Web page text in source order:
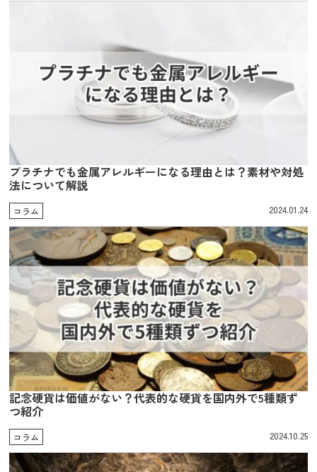
プラチナでも金属アレルギーになる理由とは？素材や対処
法について解説
コラム 2024.01.24
記念硬貨は価値がない？代表的な硬貨を国内外で5種類ず
つ紹介
コラム 2024.10.25